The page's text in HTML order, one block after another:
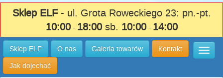
Sklep ELF- ul. Grota Roweckiego 23: pn.-pt.
10:00- 18:00sb. 10:00- 14:00
Sklep ELF O nas Galeria towarów Kontakt
Jak dojechać